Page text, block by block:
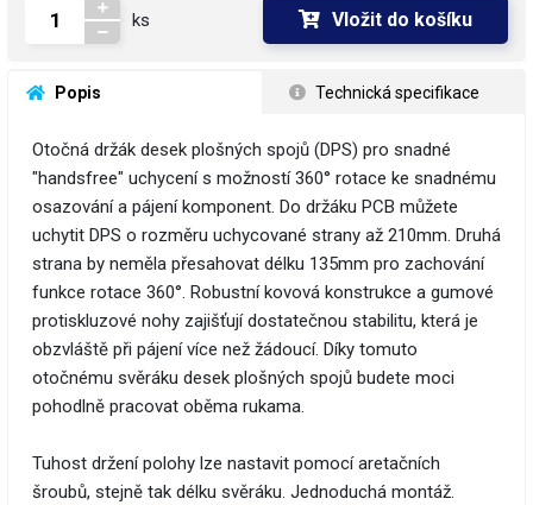
ks Vložit do košíku
Popis Technická specifikace
Otočná držák desek plošných spojů (DPS) pro snadné
"handsfree" uchycení s možností 360° rotace ke snadnému
osazování a pájení komponent. Do držáku PCB můžete
uchytit DPS o rozměru uchycované strany až 210mm. Druhá
strana by neměla přesahovat délku 135mm pro zachování
funkce rotace 360°. Robustní kovová konstrukce a gumové
protiskluzové nohy zajišťují dostatečnou stabilitu, která je
obzvláště při pájení více než žádoucí. Díky tomuto
otočnému svěráku desek plošných spojů budete moci
pohodlně pracovat oběma rukama.
Tuhost držení polohy lze nastavit pomocí aretačních
šroubů, stejně tak délku svěráku. Jednoduchá montáž.